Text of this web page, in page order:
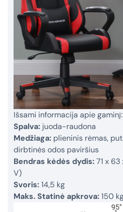
Išsami informacija apie gaminį:
Spalva: juoda-raudona
Medžiaga: plieninis rėmas,
dirbtinės odos paviršius
Bendras kėdės dydis:71 x
V)
Svoris:14,5 kg
Maks. Statinė apkrova:150